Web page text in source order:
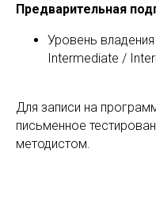
Предварительная
Уровень
Intermediate /
Для записи на
письменное
методистом.